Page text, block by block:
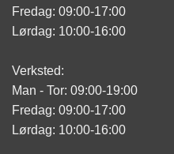
Fredag: 09:00-17:00
Lørdag: 10:00-16:00
Verksted:
Man - Tor: 09:00-19:00
Fredag: 09:00-17:00
Lørdag: 10:00-16:00